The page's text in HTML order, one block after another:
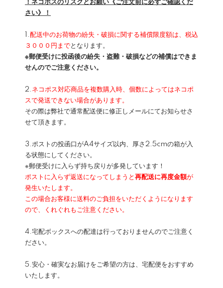
！ネコポスのリスクとお願い《ご注文前に必ずご確認くだ
さい》！
1.配送中のお荷物の紛失・破損に関する補償限度額は、税込
３０００円までとなります。
※郵便受けに投函後の紛失・盗難・破損などの補償はできま
せんのでご注意ください。
2. ネコポス対応商品を複数購入時、個数によってはネコポ
スで発送できない場合があります。
その際は弊社で通常配送便に修正しメールにてお知らせさ
せて頂きます。
3.ポストの投函口がA4サイズ以内、厚さ2.5cmの箱が入
る状態にしてください。
※郵便受けに入らず持ち戻りが多発しています！
ポストに入らず返送になってしまうと 再配送に再度金額が
発生いたします。
この場合お客様に送料のご負担をいただくようになります
ので、くれぐれもご注意ください。
4.宅配ボックスへの配達は行っておりませんのでご注意く
ださい。
5.安心・確実なお届けをご希望の方は、宅配便をおすすめ
いたします。